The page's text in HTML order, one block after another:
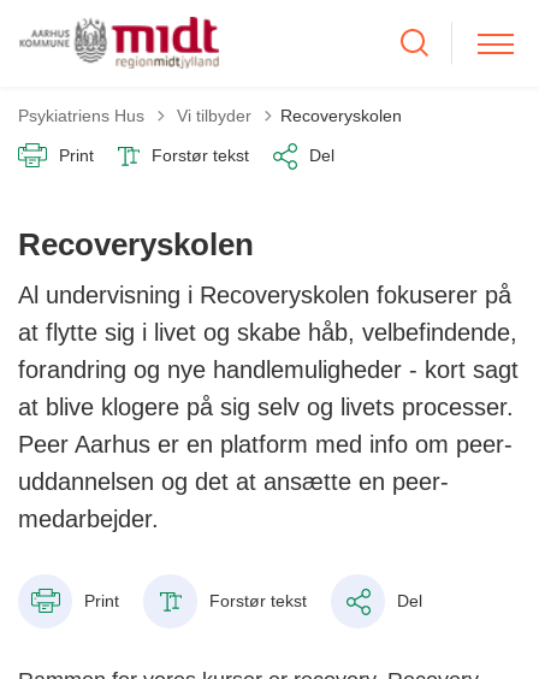
Psykiatriens Hus Tilbage til
Vi tilbyder Recoveryskolen
Print Forstør tekst Del
Recoveryskolen
Al undervisning i Recoveryskolen fokuserer på
at flytte sig i livet og skabe håb, velbefindende,
forandring og nye handlemuligheder - kort sagt
at blive klogere på sig selv og livets processer.
Peer Aarhus er en platform med info om peer-
uddannelsen og det at ansætte en peer-
medarbejder.
Print Forstør tekst Del